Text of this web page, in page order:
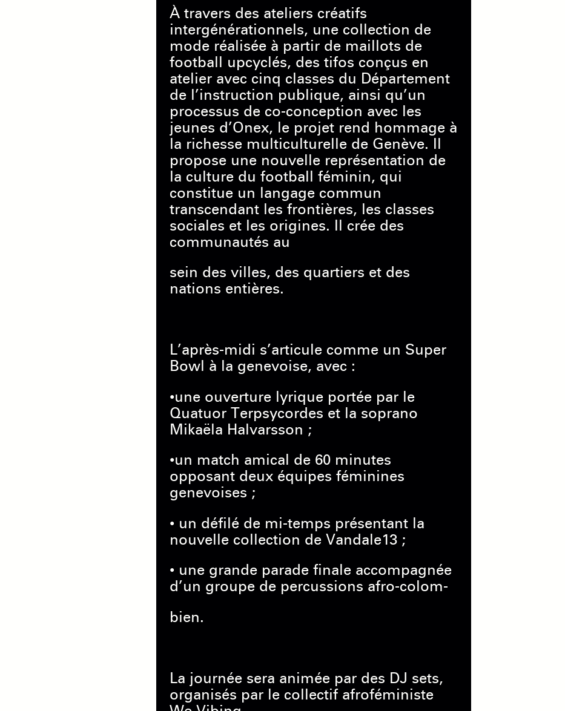
À travers des ateliers créatifs
intergénérationnels, une collection de
mode réalisée à partir de maillots de
football upcyclés, des tifos conçus en
atelier avec cinq classes du Département
de l’instruction publique, ainsi qu’un
processus de co-conception avec les
jeunes d’Onex, le projet rend hommage à
la richesse multiculturelle de Genève. Il
propose une nouvelle représentation de
la culture du football féminin, qui
constitue un langage commun
transcendant les frontières, les classes
sociales et les origines. Il crée des
communautés au
sein des villes, des quartiers et des
nations entières.
L’après-midi s’articule comme un Super
Bowl à la genevoise, avec :
•une ouverture lyrique portée par le
Quatuor Terpsycordes et la soprano
Mikaëla Halvarsson ;
•un match amical de 60 minutes
opposant deux équipes féminines
genevoises ;
• un défilé de mi-temps présentant la
nouvelle collection de Vandale13 ;
• une grande parade finale accompagnée
d’un groupe de percussions afro-colom-
bien.
La journée sera animée par des DJ sets,
organisés par le collectif afroféministe